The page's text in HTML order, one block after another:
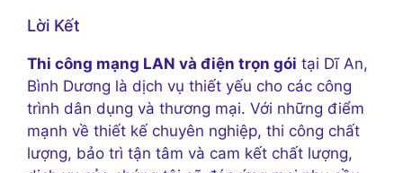
Lời Kết
Thi công mạng LAN và điện trọn gói tại Dĩ An,
Bình Dương là dịch vụ thiết yếu cho các công
trình dân dụng và thương mại. Với những điểm
mạnh về thiết kế chuyên nghiệp, thi công chất
lượng, bảo trì tận tâm và cam kết chất lượng,